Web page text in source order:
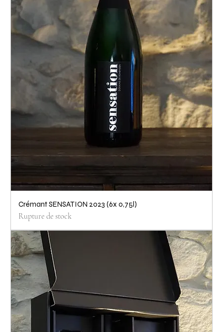
Crémant SENSATION 2023 (6x 0,75l)
Rupture de stock